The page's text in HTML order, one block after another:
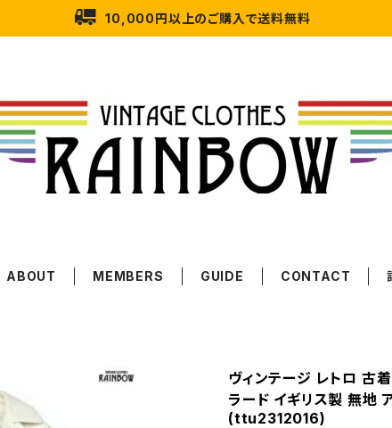
10,000円以上のご購入で送料無料
ABOUT MEMBERS GUIDE CONTACT
ヴィンテージ レトロ
ラード イギリス製 無地
(ttu2312016)